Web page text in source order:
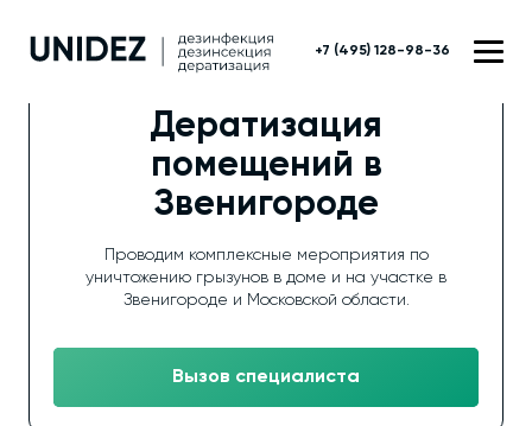
+7 (495) 128-98-36
Дератизация
помещений в
Звенигороде
Проводим комплексные мероприятия по
уничтожению грызунов в доме и на участке в
Звенигороде и Московской области.
Вызов специалиста